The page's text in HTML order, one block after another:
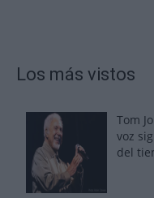
Los más vistos
Tom
voz
del